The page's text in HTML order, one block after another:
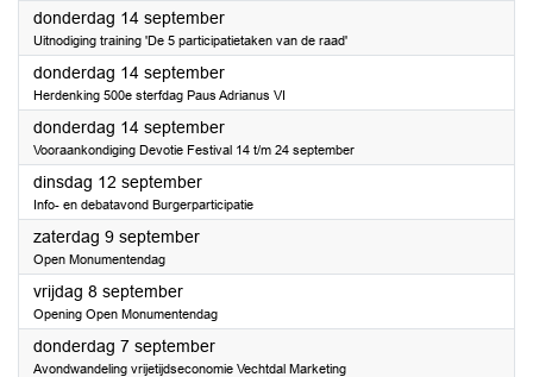
donderdag 14 september2023
Uitnodiging training 'De 5 participatietaken van de raad'
donderdag 14 september2023
Herdenking 500e sterfdag Paus Adrianus VI
donderdag 14 september2023
Vooraankondiging Devotie Festival 14 t/m 24 september
dinsdag 12 september2023
Info- en debatavond Burgerparticipatie
zaterdag 9 september2023
Open Monumentendag
vrijdag 8 september2023
Opening Open Monumentendag
donderdag 7 september2023
Avondwandeling vrijetijdseconomie Vechtdal Marketing